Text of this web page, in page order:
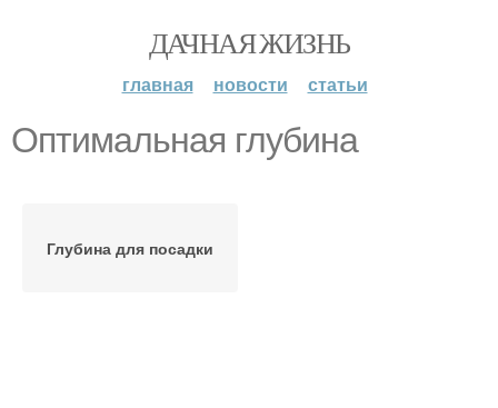
ДАЧНАЯ ЖИЗНЬ
главная новости статьи
Оптимальная глубина
Глубина для посадки